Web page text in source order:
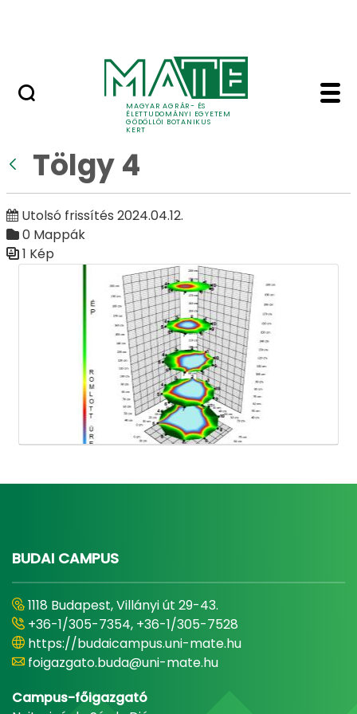
MAGYAR AGRÁR- ÉS
ÉLETTUDOMÁNYI EGYETEM
GÖDÖLLŐI BOTANIKUS
KERT
Tölgy 4 - Galéria -
Galéria
Tölgy 4
Utolsó frissítés 2024.04.12.
0 Mappák
1 Kép
BUDAI CAMPUS
1118 Budapest, Villányi út 29-43.
+36-1/305-7354, +36-1/305-7528
https://budaicampus.uni-mate.hu
foigazgato.buda@uni-mate.hu
Campus-főigazgató